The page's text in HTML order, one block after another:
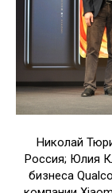
Николай
Россия; Юлия
бизнеса